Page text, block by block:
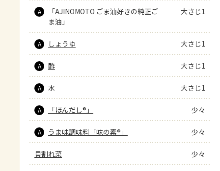
A
「AJINOMOTO ごま油好きの純正ご
ま油」
大さじ1
A しょうゆ 大さじ1
A 酢 大さじ1
A 水 大さじ1
A 「ほんだし®」 少々
A うま味調味料「味の素®」 少々
貝割れ菜 少々